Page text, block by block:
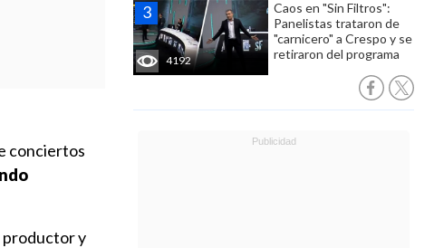
4192
Caos en "Sin Filtros":
Panelistas trataron de
"carnicero" a Crespo y se
retiraron del programa
conciertos
productor y